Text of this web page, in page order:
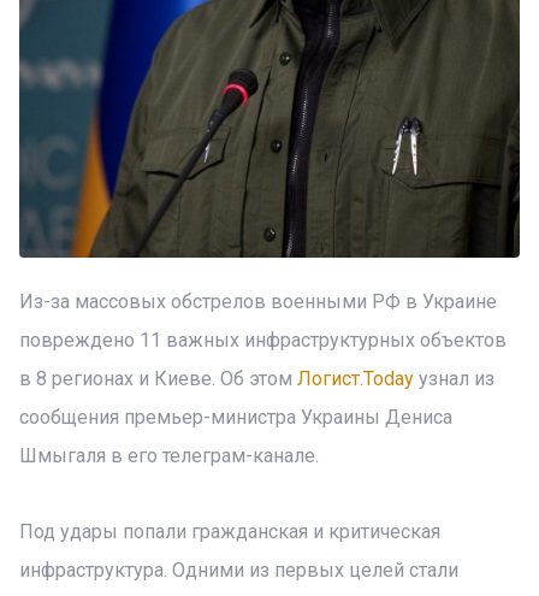
Из-за массовых обстрелов военными РФ в Украине
повреждено 11 важных инфраструктурных объектов
в 8 регионах и Киеве. Об этом Логист.Today узнал из
сообщения премьер-министра Украины Дениса
Шмыгаля в его телеграм-канале.
Под удары попали гражданская и критическая
инфраструктура. Одними из первых целей стали